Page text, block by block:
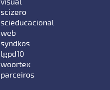
visual
scizero
scieducacional
web
syndkos
lgpd10
woortex
parceiros